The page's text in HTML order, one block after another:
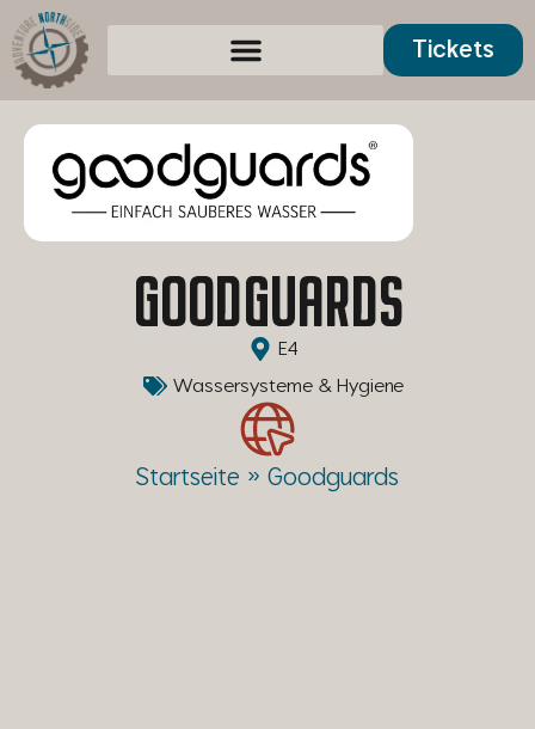
Tickets
GOODGUARDS
E4
Wassersysteme & Hygiene
Startseite » Goodguards